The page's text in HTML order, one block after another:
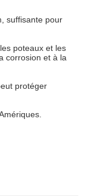
suffisante pour
poteaux et les
corrosion et à la
protéger